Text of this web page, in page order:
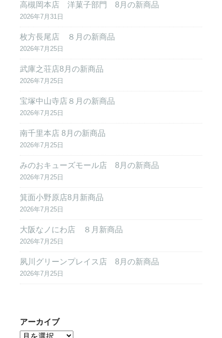
高槻岡本店 洋菓子部門 8月の新商品
2026年7月31日
枚方長尾店 ８月の新商品
2026年7月25日
武庫之荘店8月の新商品
2026年7月25日
宝塚中山寺店８月の新商品
2026年7月25日
南千里本店 8月の新商品
2026年7月25日
みのおキューズモール店 8月の新商品
2026年7月25日
箕面小野原店8月新商品
2026年7月25日
大阪なノにわ店 ８月新商品
2026年7月25日
夙川グリーンプレイス店 8月の新商品
2026年7月25日
アーカイブ